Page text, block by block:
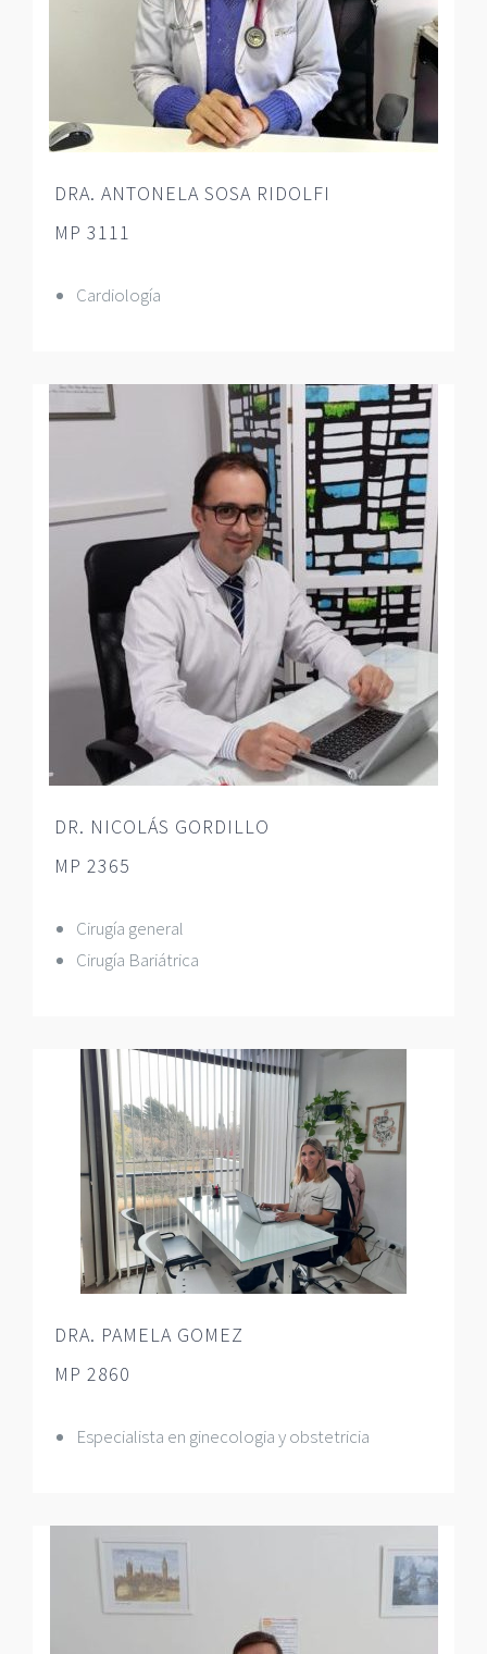
DRA. ANTONELA SOSA RIDOLFI
MP 3111
Cardiología
DR. NICOLÁS GORDILLO
MP 2365
Cirugía general
Cirugía Bariátrica
DRA. PAMELA GOMEZ
MP 2860
Especialista en ginecologia y obstetricia